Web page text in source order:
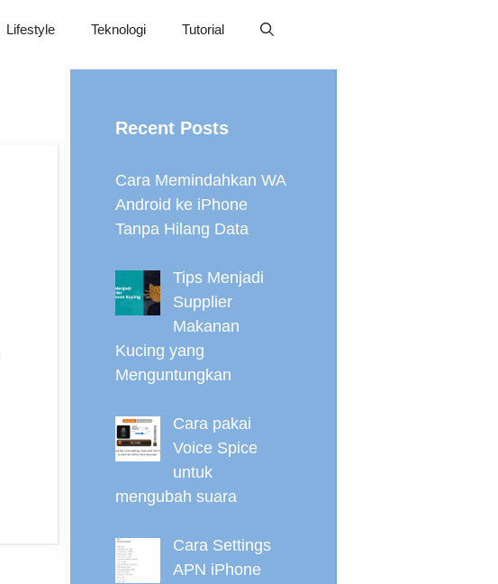
Lifestyle Teknologi Tutorial
Recent Posts
Cara Memindahkan WA
Android ke iPhone
Tanpa Hilang Data
Tips Menjadi
Supplier
Makanan
Kucing yang
Menguntungkan
Cara pakai
Voice Spice
untuk
mengubah suara
Cara Settings
APN iPhone